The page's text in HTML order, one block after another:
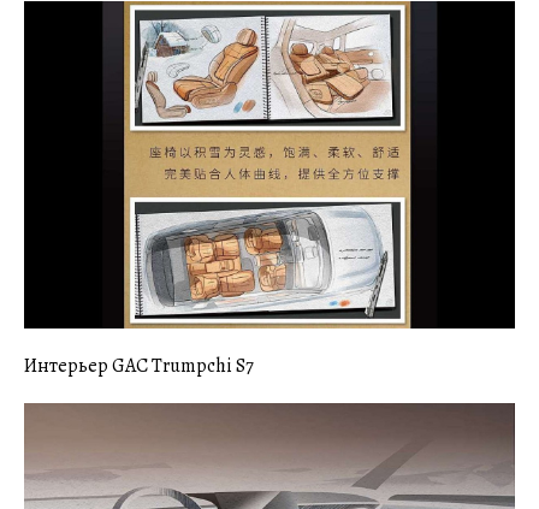
Интерьер GAC Trumpchi S7